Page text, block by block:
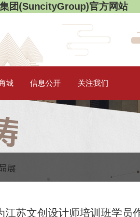
团(SuncityGroup)官方网站
城 信息公开 关注我们
江苏文创设计师培训班学员